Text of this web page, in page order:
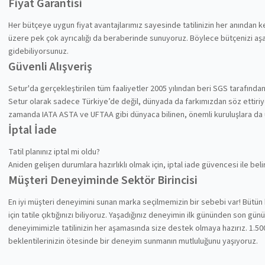
Fiyat Garantisi
Her bütçeye uygun fiyat avantajlarımız sayesinde tatilinizin her anından
üzere pek çok ayrıcalığı da beraberinde sunuyoruz. Böylece bütçenizi
gidebiliyorsunuz.
Güvenli Alışveriş
Setur'da gerçekleştirilen tüm faaliyetler 2005 yılından beri SGS
Setur olarak sadece Türkiye’de değil, dünyada da farkımızdan söz
zamanda IATA ASTA ve UFTAA gibi dünyaca bilinen, önemli kuruluşlara
İptal İade
Tatil planınız iptal mi oldu?
Aniden gelişen durumlara hazırlıklı olmak için, iptal iade güvencesi ile
Müşteri Deneyiminde Sektör Birincisi
En iyi müşteri deneyimini sunan marka seçilmemizin bir sebebi var!
için tatile çıktığınızı biliyoruz. Yaşadığınız deneyimin ilk gününden son
deneyimimizle tatilinizin her aşamasında size destek olmaya hazırız.
beklentilerinizin ötesinde bir deneyim sunmanın mutluluğunu yaşıyoruz.